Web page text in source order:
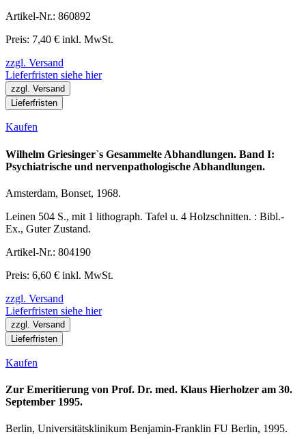
Artikel-Nr.: 860892
Preis: 7,40 € inkl. MwSt.
zzgl. Versand
Lieferfristen siehe hier
zzgl. Versand
Lieferfristen
Kaufen
Wilhelm Griesinger`s Gesammelte Abhandlungen. Band I:
Psychiatrische und nervenpathologische Abhandlungen.
Amsterdam, Bonset, 1968.
Leinen 504 S., mit 1 lithograph. Tafel u. 4 Holzschnitten. : Bibl.-
Ex., Guter Zustand.
Artikel-Nr.: 804190
Preis: 6,60 € inkl. MwSt.
zzgl. Versand
Lieferfristen siehe hier
zzgl. Versand
Lieferfristen
Kaufen
Zur Emeritierung von Prof. Dr. med. Klaus Hierholzer am 30.
September 1995.
Berlin, Universitätsklinikum Benjamin-Franklin FU Berlin, 1995.